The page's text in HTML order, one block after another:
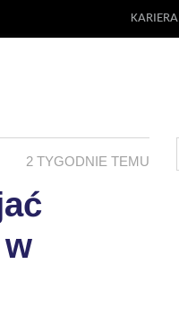
KARIERA
2 TYGODNIE TEMU